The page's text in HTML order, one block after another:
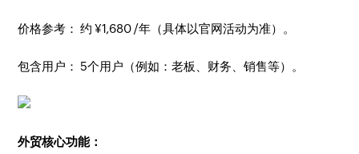
价格参考： 约 ¥1,680 /年（具体以官网活动为准）。
包含用户： 5个用户（例如：老板、财务、销售等）。
外贸核心功能：